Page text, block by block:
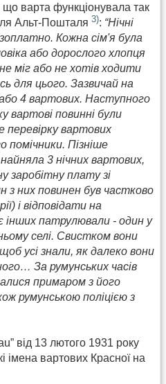
варта функціонувала так
Альт-Пошталя 3): “Нічні
Кожна сім'я була
або дорослого хлопця
міг або не хотів ходити
для цього. Зазвичай на
4 вартових. Наступного
вартові повинні були
перевірку вартових
помічники. Пізніше
3 нічних вартових,
заробітну плату зі
з них повинен був частково
і відповідати на
інших патрулювали - один у
селі. Свистком вони
усі знали, як далеко вони
За румунських часів
примаром з його
румунською поліцією з
від 13 лютого 1931 року
імена вартових Красної на